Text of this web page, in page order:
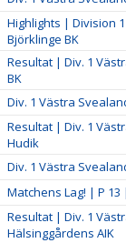
Highlights | Division
Björklinge BK
Resultat | Div. 1
BK
Div. 1 Västra
Resultat | Div. 1
Hudik
Div. 1 Västra
Matchens Lag! | P 13
Resultat | Div. 1
Hälsinggårdens AIK